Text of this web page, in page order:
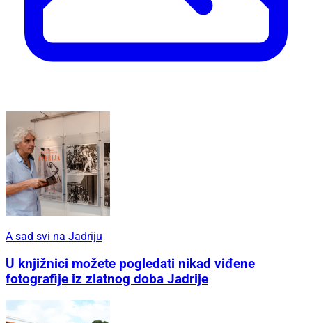
A sad svi na Jadriju
U knjižnici možete pogledati nikad viđene
fotografije iz zlatnog doba Jadrije